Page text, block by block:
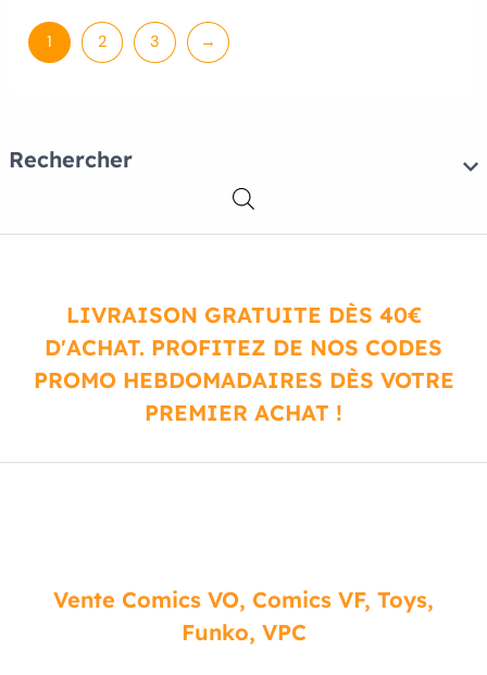
Rechercher
1 2 3 →
LIVRAISON GRATUITE DÈS 40€
D'ACHAT. PROFITEZ DE NOS CODES
PROMO HEBDOMADAIRES DÈS VOTRE
PREMIER ACHAT !